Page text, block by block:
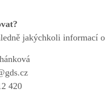
jakýchkoli informací
420